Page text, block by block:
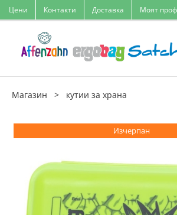
Skip
to
Цени Контакти Доставка Моят
Магазин > кутии за храна
Изчерпан